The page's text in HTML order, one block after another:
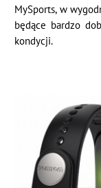
MySports, w
będące bardzo
kondycji.